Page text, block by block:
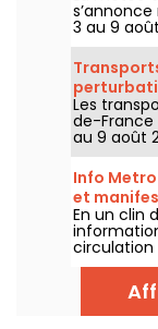
3 au 9
marqué
avant le
ensoleillé
2026
Les
de-
au 9 août
d'été qui
certaines
Info
et
août 2026
En un clin
circulation
réel.
travaux,